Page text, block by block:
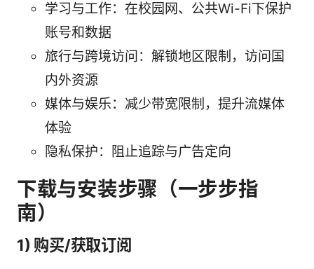
学习与工作：在校园网、公共Wi-Fi下保护
账号和数据
旅行与跨境访问：解锁地区限制，访问国
内外资源
媒体与娱乐：减少带宽限制，提升流媒体
体验
隐私保护：阻止追踪与广告定向
下载与安装步骤（一步步指
南）
1) 购买/获取订阅